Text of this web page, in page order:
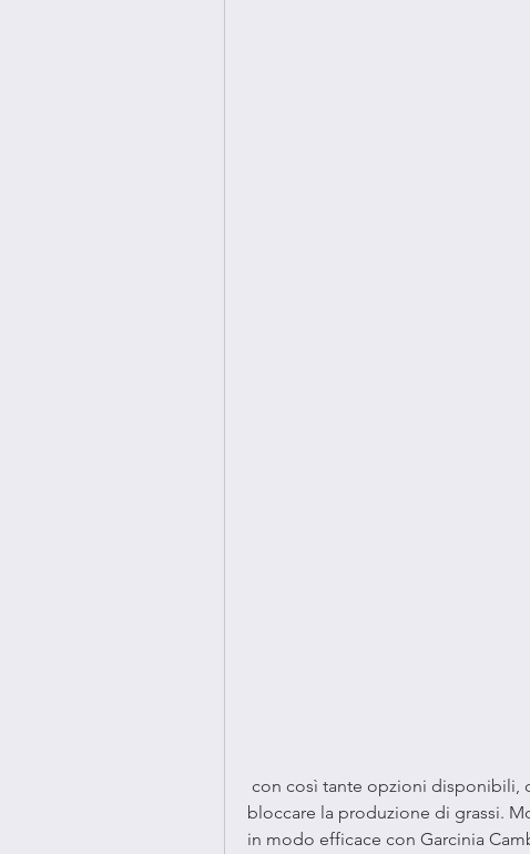
bloccare la produzione di grassi.
in modo efficace con Garcinia